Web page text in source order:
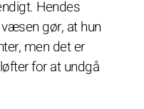
Hendes
gør, at hun
men det er
for at undgå